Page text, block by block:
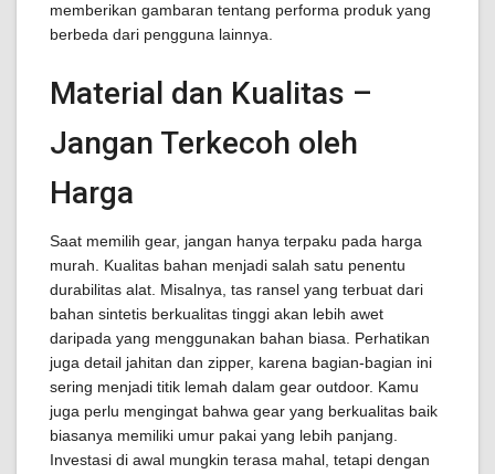
memberikan gambaran tentang performa produk yang
berbeda dari pengguna lainnya.
Material dan Kualitas –
Jangan Terkecoh oleh
Harga
Saat memilih gear, jangan hanya terpaku pada harga
murah. Kualitas bahan menjadi salah satu penentu
durabilitas alat. Misalnya, tas ransel yang terbuat dari
bahan sintetis berkualitas tinggi akan lebih awet
daripada yang menggunakan bahan biasa. Perhatikan
juga detail jahitan dan zipper, karena bagian-bagian ini
sering menjadi titik lemah dalam gear outdoor. Kamu
juga perlu mengingat bahwa gear yang berkualitas baik
biasanya memiliki umur pakai yang lebih panjang.
Investasi di awal mungkin terasa mahal, tetapi dengan